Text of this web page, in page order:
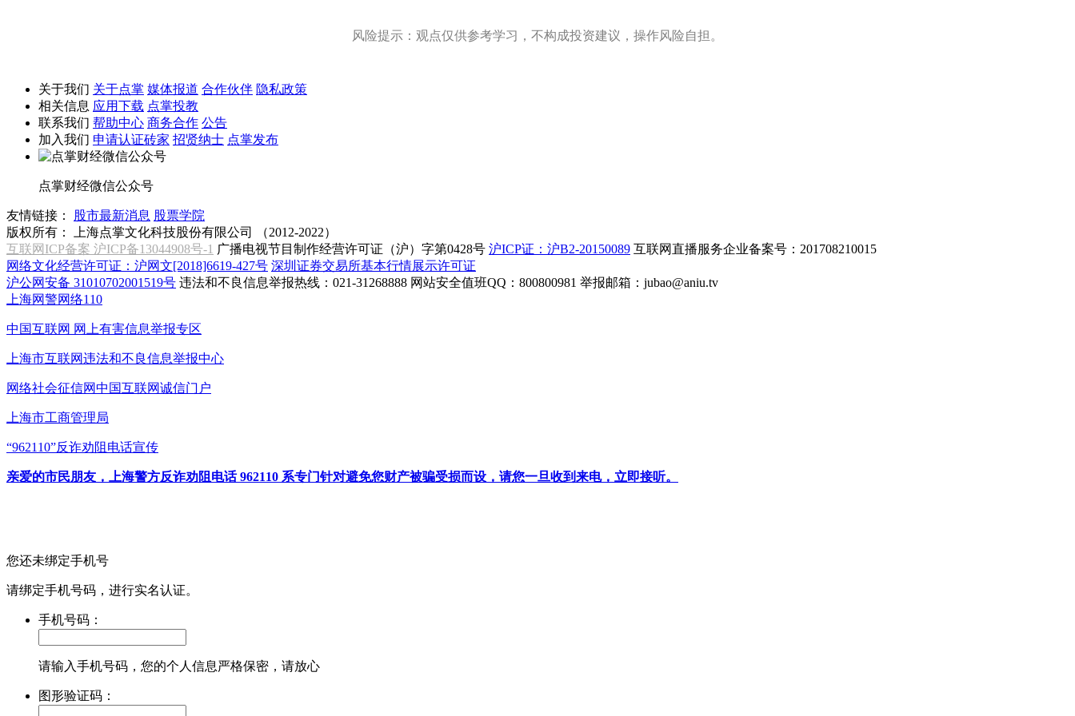
风险提示：观点仅供参考学习，不构成投资建议，操作风险自担。
关于我们 关于点掌 媒体报道 合作伙伴 隐私政策
相关信息 应用下载 点掌投教
联系我们 帮助中心 商务合作 公告
加入我们 申请认证砖家 招贤纳士 点掌发布
点掌财经微信公众号
友情链接： 股市最新消息 股票学院
版权所有：
上海点掌文化科技股份有限公司 （2012-2022）
互联网ICP备案 沪ICP备13044908号-1 广播电视节目制作经营许可证（沪）字第0428号 沪ICP证：沪B2-20150089 互联网直播服务企业备案号：201708210015
网络文化经营许可证：沪网文[2018]6619-427号 深圳证券交易所基本行情展示许可证
沪公网安备 31010702001519号 违法和不良信息举报热线：021-31268888 网站安全值班QQ：800800981 举报邮箱： jubao@aniu.tv
上海网警网络110
中国互联网 网上有害信息举报专区
上海市互联网违法和不良信息举报中心
网络社会征信网中国互联网诚信门户
上海市工商管理局
“962110”反诈劝阻电话宣传
亲爱的市民朋友，上海警方反诈劝阻电话 962110 系专门针对避免您财产被骗受损而设，请您一旦收到来电，立即接听。
您还未绑定手机号
请绑定手机号码，进行实名认证。
手机号码：
请输入手机号码，您的个人信息严格保密，请放心
图形验证码：